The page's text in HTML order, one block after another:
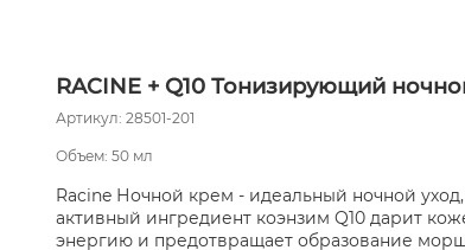
RACINE + Q10 Тонизирующий
Артикул: 28501-201
Объем: 50 мл
Racine Ночной крем - идеальный ночной уход,
активный ингредиент коэнзим Q10 дарит
энергию и предотвращает образование